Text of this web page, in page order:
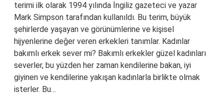
terimi ilk olarak 1994 yılında İngiliz gazeteci ve yazar
Mark Simpson tarafından kullanıldı. Bu terim, büyük
şehirlerde yaşayan ve görünümlerine ve kişisel
hijyenlerine değer veren erkekleri tanımlar. Kadınlar
bakımlı erkek sever mi? Bakımlı erkekler güzel kadınları
severler, bu yüzden her zaman kendilerine bakan, iyi
giyinen ve kendilerine yakışan kadınlarla birlikte olmak
isterler. Bu…